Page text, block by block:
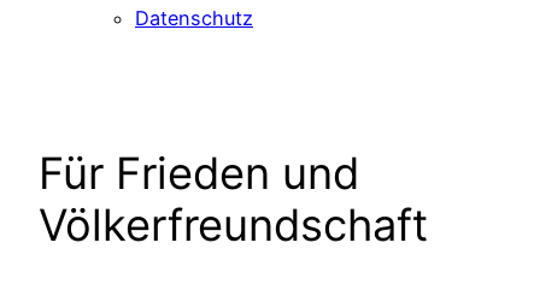
Datenschutz
Für Frieden und
Völkerfreundschaft